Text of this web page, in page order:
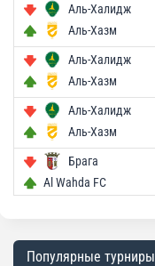
Аль-Халидж
Аль-Хазм
Аль-Халидж
Аль-Хазм
Аль-Халидж
Аль-Хазм
Брага
Al Wahda FC
Популярные турниры